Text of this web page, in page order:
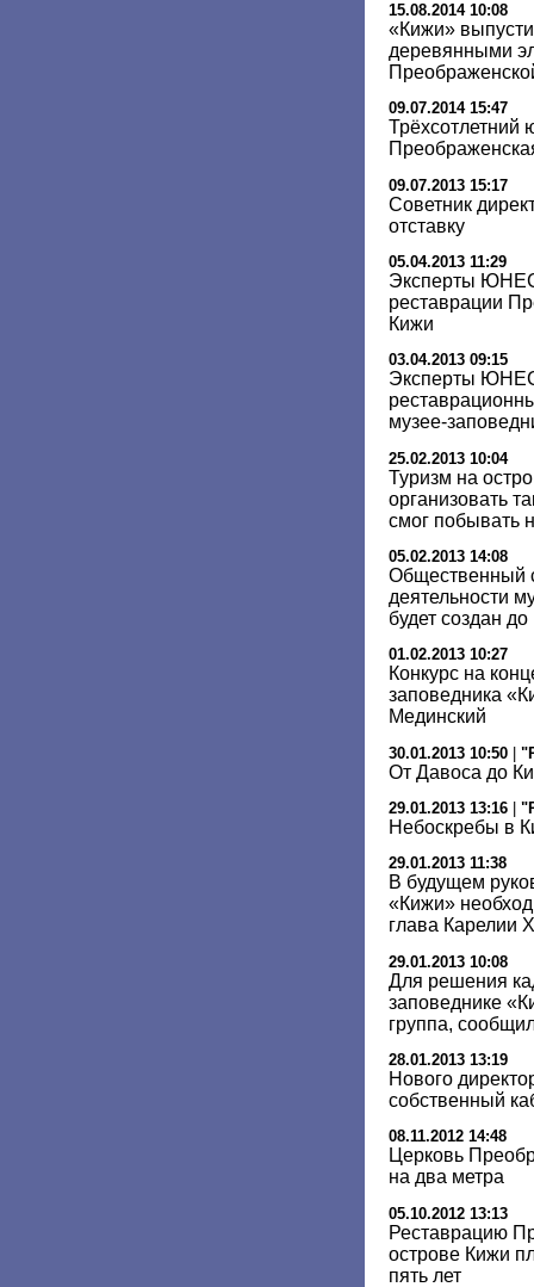
15.08.2014 10:08
«Кижи»
деревянными
09.07.2014 15:47
Трёхсотлетний
09.07.2013 15:17
Советник
отставку
05.04.2013 11:29
Эксперты
реставрации
Кижи
03.04.2013 09:15
Эксперты
музее-
25.02.2013 10:04
Туризм на
организовать
смог побывать
05.02.2013 14:08
Общественный
деятельности
будет создан
01.02.2013 10:27
Конкурс на
заповедника
Мединский
30.01.2013 10:50 |
От Давоса до
29.01.2013 13:16
Небоскребы в
29.01.2013 11:38
В будущем
«Кижи»
глава Карелии
29.01.2013 10:08
Для решения
заповеднике
группа,
28.01.2013 13:19
Нового
собственный
08.11.2012 14:48
Церковь
на два метра
05.10.2012 13:13
Реставрацию
острове Кижи
пять лет